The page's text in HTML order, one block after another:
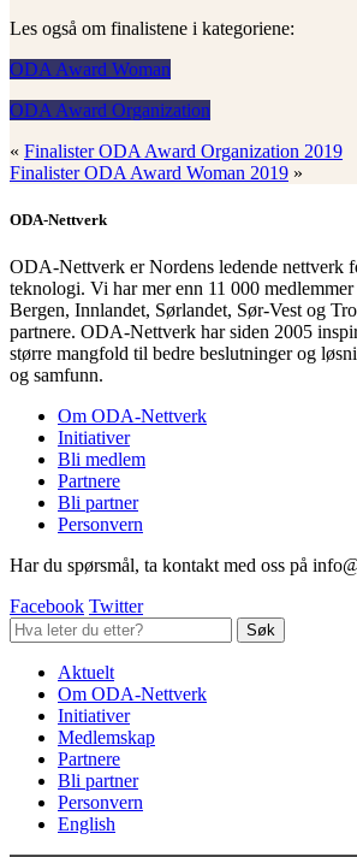
Les også om finalistene i kategoriene:
ODA Award Woman
ODA Award Organization
« Finalister ODA Award Organization 2019
Finalister ODA Award Woman 2019 »
ODA-Nettverk
ODA-Nettverk er Nordens ledende nettverk
teknologi. Vi har mer enn 11 000
Bergen, Innlandet, Sørlandet, Sør-Vest og
partnere. ODA-Nettverk har siden 2005
større mangfold til bedre beslutninger og
og samfunn.
Om ODA-Nettverk
Initiativer
Bli medlem
Partnere
Bli partner
Personvern
Har du spørsmål, ta kontakt med oss på
Facebook Twitter
Aktuelt
Om ODA-Nettverk
Initiativer
Medlemskap
Partnere
Bli partner
Personvern
English